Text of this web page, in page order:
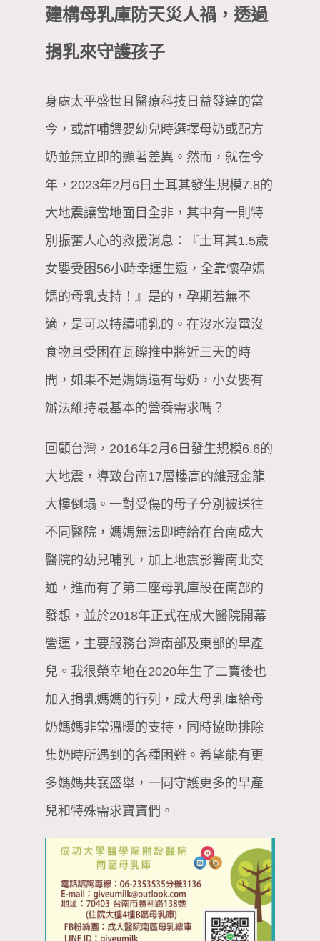
建構母乳庫防天災人禍，透過
捐乳來守護孩子
身處太平盛世且醫療科技日益發達的當
今，或許哺餵嬰幼兒時選擇母奶或配方
奶並無立即的顯著差異。然而，就在今
年，2023年2月6日土耳其發生規模7.8的
大地震讓當地面目全非，其中有一則特
別振奮人心的救援消息：『土耳其1.5歲
女嬰受困56小時幸運生還，全靠懷孕媽
媽的母乳支持！』是的，孕期若無不
適，是可以持續哺乳的。在沒水沒電沒
食物且受困在瓦礫推中將近三天的時
間，如果不是媽媽還有母奶，小女嬰有
辦法維持最基本的營養需求嗎？
回顧台灣，2016年2月6日發生規模6.6的
大地震，導致台南17層樓高的維冠金龍
大樓倒塌。一對受傷的母子分別被送往
不同醫院，媽媽無法即時給在台南成大
醫院的幼兒哺乳，加上地震影響南北交
通，進而有了第二座母乳庫設在南部的
發想，並於2018年正式在成大醫院開幕
營運，主要服務台灣南部及東部的早產
兒。我很榮幸地在2020年生了二寶後也
加入捐乳媽媽的行列，成大母乳庫給母
奶媽媽非常溫暖的支持，同時協助排除
集奶時所遇到的各種困難。希望能有更
多媽媽共襄盛舉，一同守護更多的早產
兒和特殊需求寶寶們。